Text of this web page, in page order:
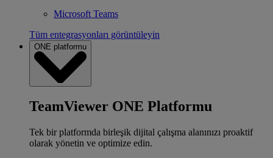
Microsoft Teams
Tüm entegrasyonları görüntüleyin
ONE platformu
TeamViewer ONE Platformu
Tek bir platformda birleşik dijital çalışma alanınızı proaktif
olarak yönetin ve optimize edin.